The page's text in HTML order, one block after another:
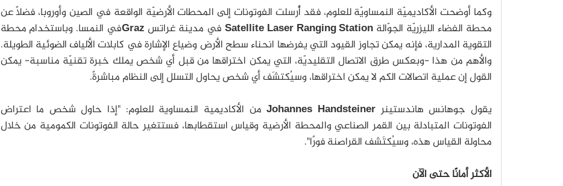
وكما أوضحت الأكاديميّة النمساويّة للعلوم، فقد أُرسلت الفوتونات إلى المحطات الأرضيّة الواقعة في الصين وأوروبا، فضلًا عن
محطة الفضاء الليزريّة الجوّالة Satellite Laser Ranging Station في مدينة غراتس Grazفي النمسا. وباستخدام محطة
التقوية المدارية، فإنه يمكن تجاوز القيود التي يفرضها انحناء سطح الأرض وضياع الإشارة في كابلات الألياف الضوئية الطويلة.
والأهم من هذا -وبعكس طرق الاتصال التقليديّة، التي يمكن اختراقها من قبل أي شخص يملك خبرة تقنيّة مناسبة- يمكن
القول إن عملية اتصالات الكم لا يمكن اختراقها، وسيُكتشَف أي شخص يحاول التسلل إلى النظام مباشرةً.
يقول جوهانس هاندستينرJohannes Handsteiner
من الأكاديمية النمساوية للعلوم: "إذا حاول شخص ما اعتراض
الفوتونات المتبادلة بين القمر الصناعي والمحطة الأرضية وقياس استقطابها، فستتغير حالة الفوتونات الكمومية من خلال
محاولة القياس هذه، وسيُكتَشف القراصنة فورًا".
الأكثر أمانًا حتى الآن